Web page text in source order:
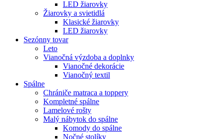
LED žiarovky
Žiarovky a svietidlá
Klasické žiarovky
LED žiarovky
Sezónny tovar
Leto
Vianočná výzdoba a doplnky
Vianočné dekorácie
Vianočný textil
Spálne
Chrániče matraca a toppery
Kompletné spálne
Lamelové rošty
Malý nábytok do spálne
Komody do spálne
Nočné stolíky